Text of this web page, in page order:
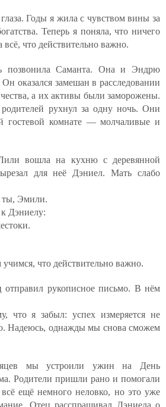
Годы я жила с чувством вины за
Теперь я поняла, что ничего
что действительно важно.
позвонила Саманта. Она и Эндрю
Он оказался замешан в расследовании
а их активы были заморожены.
рухнул за одну ночь. Они
гостевой комнате — молчаливые и
вошла на кухню с деревянной
для неё Дэниел. Мать слабо
ты, Эмили.
к Дэниелу:
что действительно важно.
отправил рукописное письмо. В нём
что я забыл: успех измеряется не
Надеюсь, однажды мы снова сможем
мы устроили ужин на День
Родители пришли рано и помогали
ещё немного неловко, но это уже
Отец расспрашивал Дэниела о